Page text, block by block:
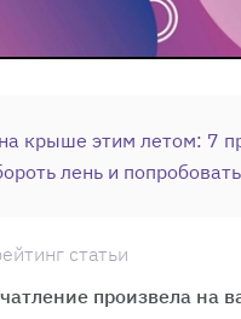
крыше этим летом: 7
лень и попробовать
статьи
произвела на